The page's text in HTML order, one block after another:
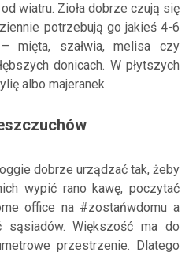
wiatru. Zioła dobrze czują się
potrzebują go jakieś 4-6
mięta, szałwia, melisa czy
donicach. W płytszych
albo majeranek.
dobrze urządzać tak, żeby
wypić rano kawę, poczytać
office na #zostańwdomu a
sąsiadów. Większość ma do
przestrzenie. Dlatego